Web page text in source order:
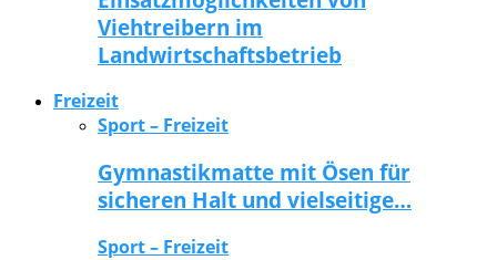
Viehtreibern im
Landwirtschaftsbetrieb
Freizeit
Sport – Freizeit
Gymnastikmatte mit Ösen für
sicheren Halt und vielseitige…
Sport – Freizeit